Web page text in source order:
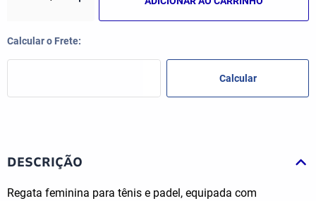
DESCRIÇÃO
Regata feminina para tênis e padel, equipada com